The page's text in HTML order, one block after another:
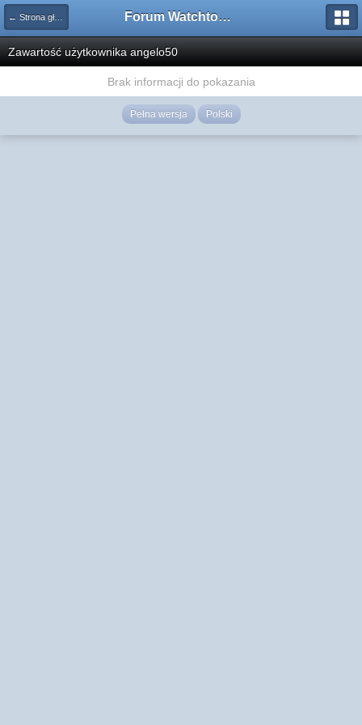
← Strona główna Forum Watchtower
Zawartość użytkownika angelo50
Brak informacji do pokazania
Pełna wersja Polski